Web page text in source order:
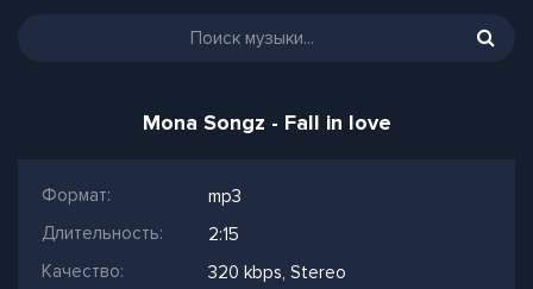
Mona Songz - Fall in love
Формат:
mp3
Длительность:
2:15
Качество:
320 kbps, Stereo